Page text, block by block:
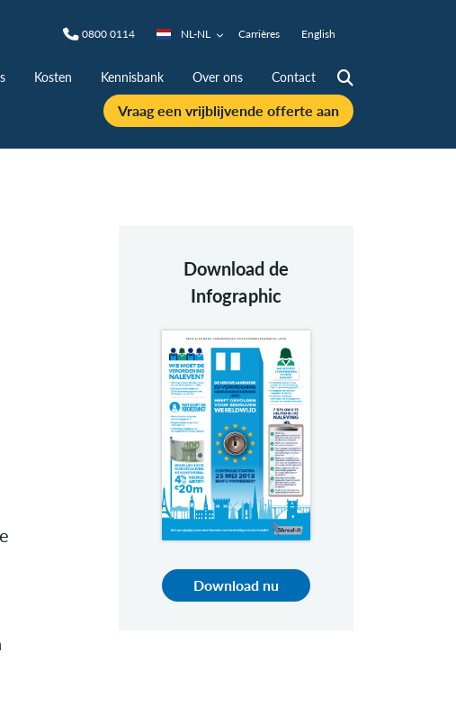
0800 0114 NL-NL Carrières English
Kosten Kennisbank Over ons Contact
Vraag een vrijblijvende offerte aan
Download de
Infographic
Download nu